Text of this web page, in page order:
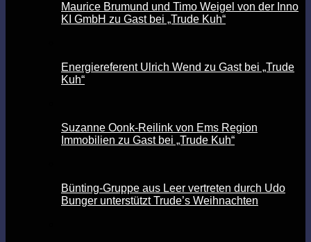
Maurice Brumund und Timo Weigel von der Inno
KI GmbH zu Gast bei „Trude Kuh“
Energiereferent Ulrich Wend zu Gast bei „Trude
Kuh“
Suzanne Oonk-Reilink von Ems Region
Immobilien zu Gast bei „Trude Kuh“
Bünting-Gruppe aus Leer vertreten durch Udo
Bunger unterstützt Trude’s Weihnachten